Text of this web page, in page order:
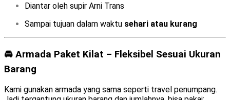
Diantar oleh supir Arni Trans
Sampai tujuan dalam waktu sehari atau kurang
🚘 Armada Paket Kilat – Fleksibel Sesuai Ukuran
Barang
Kami gunakan armada yang sama seperti travel penumpang.